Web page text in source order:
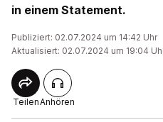
in einem Statement.
Publiziert: 02.07.2024 um 14:42 Uhr
Aktualisiert: 02.07.2024 um 19:04
TeilenAnhören